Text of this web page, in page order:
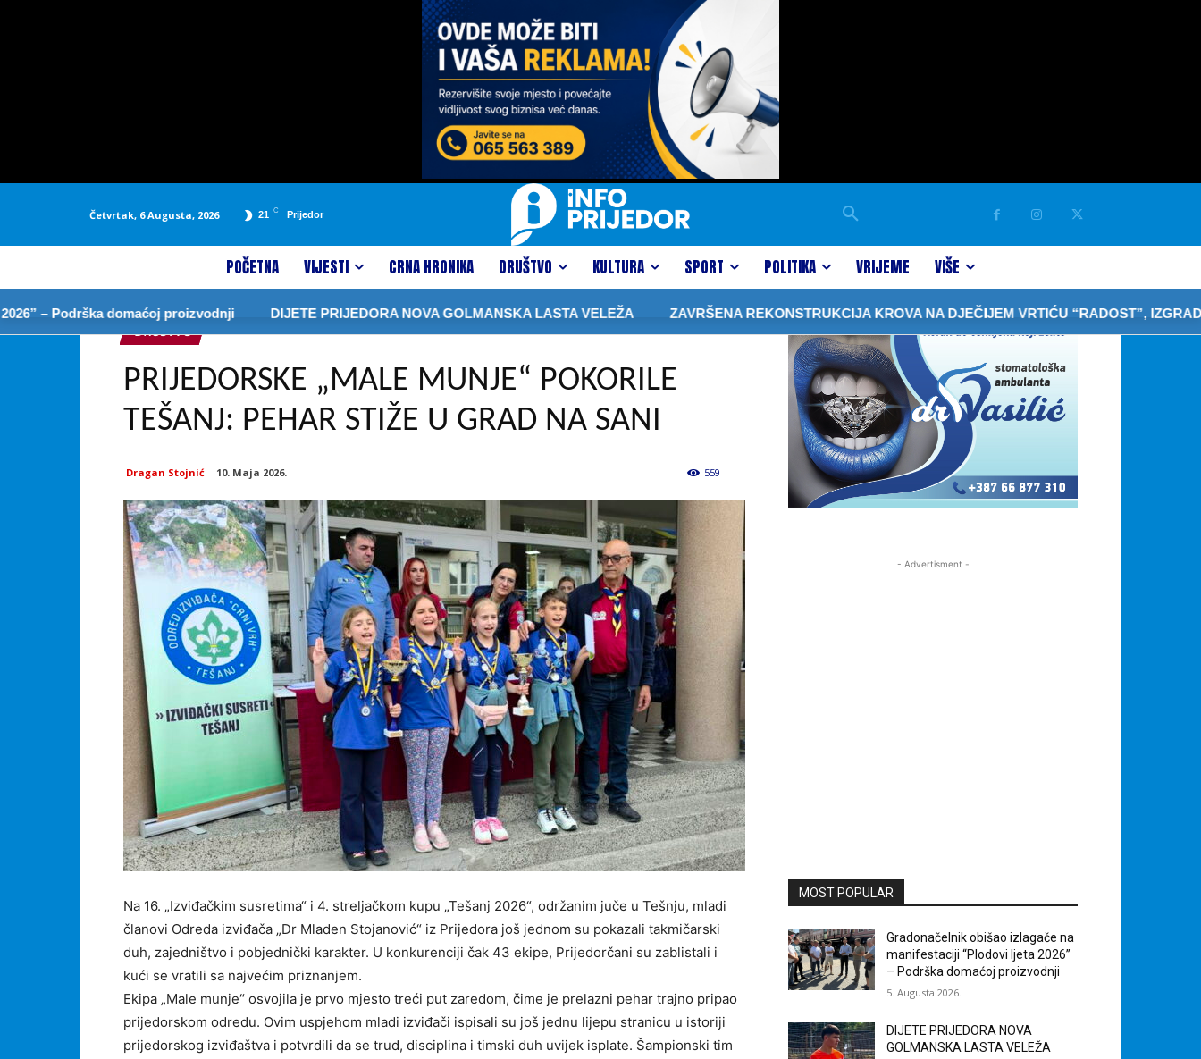
Četvrtak, 6 Augusta, 2026 21 C Prijedor
POČETNA VIJESTI CRNA HRONIKA DRUŠTVO KULTURA SPORT POLITIKA VRIJEME VIŠE
domaćoj proizvodnji DIJETE PRIJEDORA NOVA GOLMANSKA LASTA VELEŽA ZAVRŠENA REKONSTRUKCIJA KROVA NA DJEČIJEM VRTIĆU “RADOST”, IZGRADNJA
DRUŠTVO
PRIJEDORSKE „MALE MUNJE“ POKORILE
TEŠANJ: PEHAR STIŽE U GRAD NA SANI
Dragan Stojnić 10. Maja 2026. 559
Na 16. „Izviđačkim susretima“ i 4. streljačkom kupu „Tešanj 2026“, održanim juče u Tešnju, mladi
članovi Odreda izviđača „Dr Mladen Stojanović“ iz Prijedora još jednom su pokazali takmičarski
duh, zajedništvo i pobjednički karakter. U konkurenciji čak 43 ekipe, Prijedorčani su zablistali i
kući se vratili sa najvećim priznanjem.
Ekipa „Male munje“ osvojila je prvo mjesto treći put zaredom, čime je prelazni pehar trajno pripao
prijedorskom odredu. Ovim uspjehom mladi izviđači ispisali su još jednu lijepu stranicu u istoriji
prijedorskog izviđaštva i potvrdili da se trud, disciplina i timski duh uvijek isplate. Šampionski tim
- Advertisment -
MOST POPULAR
Gradonačelnik obišao izlagače na
manifestaciji “Plodovi ljeta 2026”
– Podrška domaćoj proizvodnji
5. Augusta 2026.
DIJETE PRIJEDORA NOVA
GOLMANSKA LASTA VELEŽA